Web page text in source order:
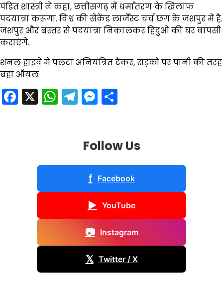
पंडित शास्त्री ने कहा, छत्तीसगढ़ में धर्मांतरण के खिलाफ
पदयात्रा करूंगा. विश्व की सेकेंड लार्जेस्ट चर्च छग के जशपुर में है.
जशपुर और बस्तर से पदयात्रा निकालकर हिंदुओं की घर वापसी
कराएंगे.
शनल हाइवे में पलटा अनियंत्रित टैंकर, सड़कों पर पानी की तरह
बहा ऑयल
Facebook
X WhatsApp
Telegram
Messenger
Follow Us
f Facebook
▶ YouTube
📷 Instagram
𝕏 Twitter / X